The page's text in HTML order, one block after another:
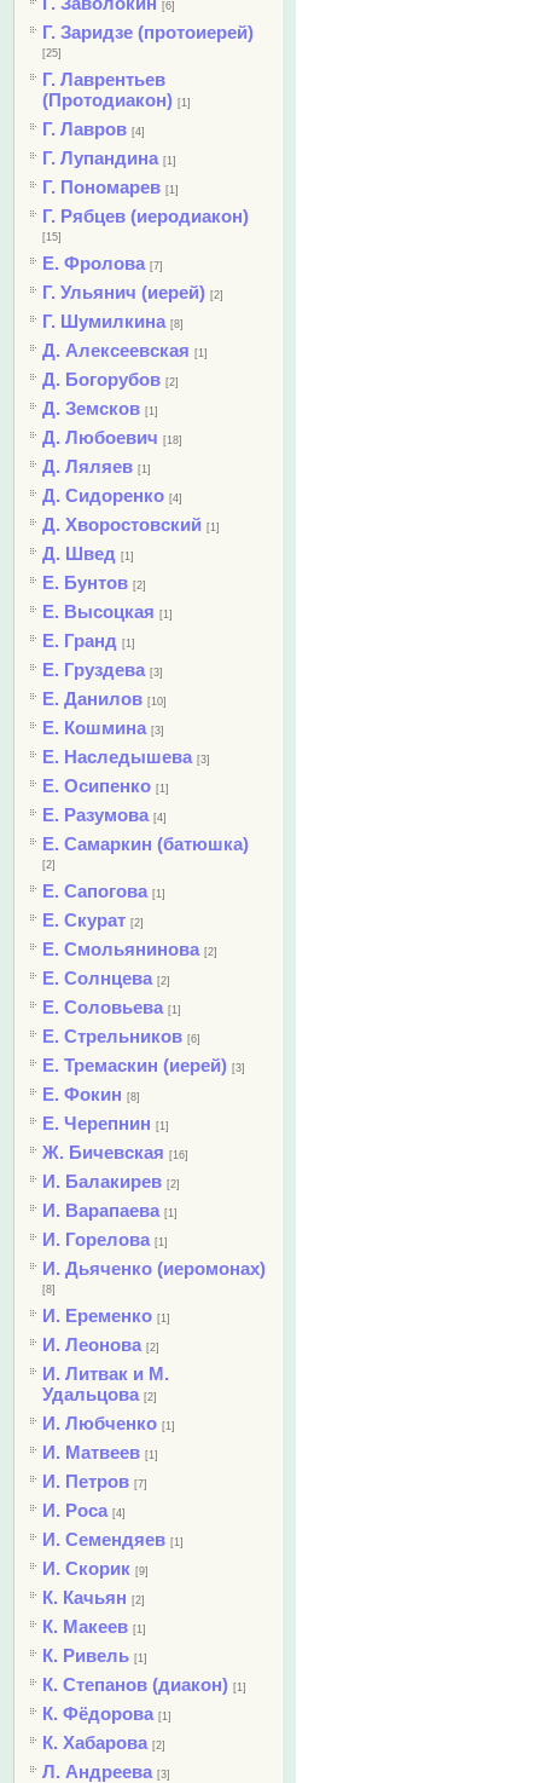
[6]
Г. Заридзе (протоиерей)
[25]
Г. Лаврентьев
(Протодиакон) [1]
Г. Лавров [4]
Г. Лупандина [1]
Г. Пономарев [1]
Г. Рябцев (иеродиакон)
[15]
Е. Фролова [7]
Г. Ульянич (иерей) [2]
Г. Шумилкина [8]
Д. Алексеевская [1]
Д. Богорубов [2]
Д. Земсков [1]
Д. Любоевич [18]
Д. Ляляев [1]
Д. Сидоренко [4]
Д. Хворостовский [1]
Д. Швед [1]
Е. Бунтов [2]
Е. Высоцкая [1]
Е. Гранд [1]
Е. Груздева [3]
Е. Данилов [10]
Е. Кошмина [3]
Е. Наследышева [3]
Е. Осипенко [1]
Е. Разумова [4]
Е. Самаркин (батюшка)
[2]
Е. Сапогова [1]
Е. Скурат [2]
Е. Смольянинова [2]
Е. Солнцева [2]
Е. Соловьева [1]
Е. Стрельников [6]
Е. Тремаскин (иерей) [3]
Е. Фокин [8]
Е. Черепнин [1]
Ж. Бичевская [16]
И. Балакирев [2]
И. Варапаева [1]
И. Горелова [1]
И. Дьяченко (иеромонах)
[8]
И. Еременко [1]
И. Леонова [2]
И. Литвак и М.
Удальцова [2]
И. Любченко [1]
И. Матвеев [1]
И. Петров [7]
И. Роса [4]
И. Семендяев [1]
И. Скорик [9]
К. Качьян [2]
К. Макеев [1]
К. Ривель [1]
К. Степанов (диакон) [1]
К. Фёдорова [1]
К. Хабарова [2]
Л. Андреева [3]